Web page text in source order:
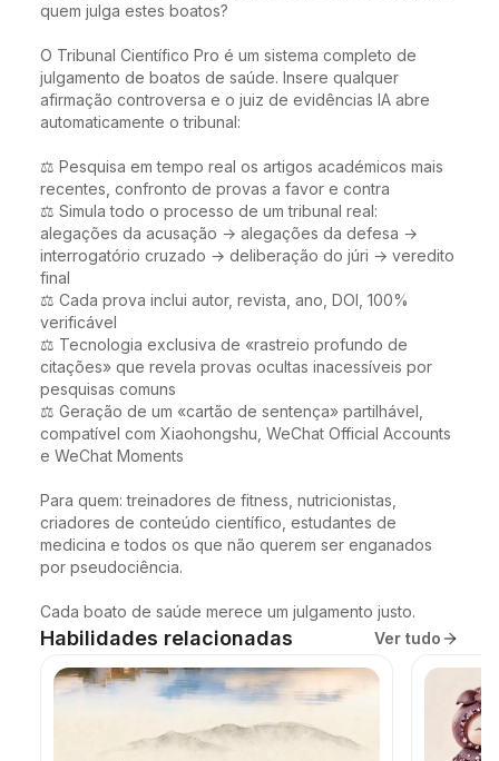
quem julga estes boatos?
O Tribunal Científico Pro é um sistema completo de
julgamento de boatos de saúde. Insere qualquer
afirmação controversa e o juiz de evidências IA abre
automaticamente o tribunal:
⚖️ Pesquisa em tempo real os artigos académicos mais
recentes, confronto de provas a favor e contra
⚖️ Simula todo o processo de um tribunal real:
alegações da acusação → alegações da defesa →
interrogatório cruzado → deliberação do júri → veredito
final
⚖️ Cada prova inclui autor, revista, ano, DOI, 100%
verificável
⚖️ Tecnologia exclusiva de «rastreio profundo de
citações» que revela provas ocultas inacessíveis por
pesquisas comuns
⚖️ Geração de um «cartão de sentença» partilhável,
compatível com Xiaohongshu, WeChat Official Accounts
e WeChat Moments
Para quem: treinadores de fitness, nutricionistas,
criadores de conteúdo científico, estudantes de
medicina e todos os que não querem ser enganados
por pseudociência.
Cada boato de saúde merece um julgamento justo.
Habilidades relacionadas Ver tudo